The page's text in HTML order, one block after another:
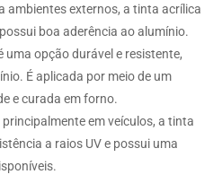
ambientes externos, a tinta acrílica
boa aderência ao alumínio.
uma opção durável e resistente,
É aplicada por meio de um
e curada em forno.
principalmente em veículos, a tinta
a raios UV e possui uma